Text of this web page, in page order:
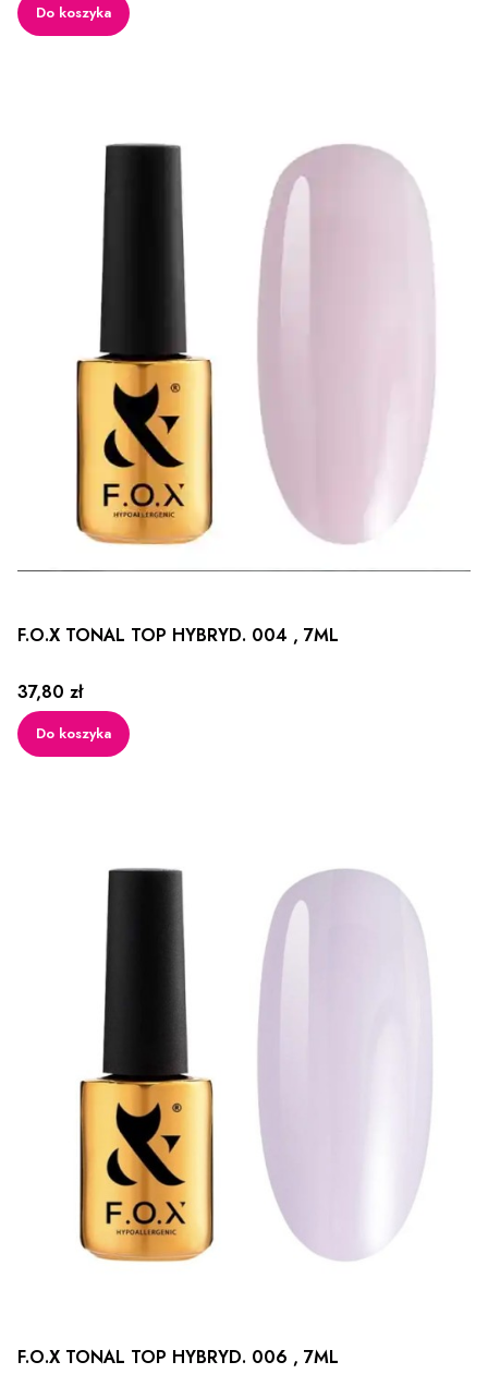
Do koszyka
F.O.X TONAL TOP HYBRYD. 004 , 7ML
Cena
37,80 zł
Do koszyka
F.O.X TONAL TOP HYBRYD. 006 , 7ML